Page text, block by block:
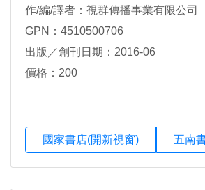
作/編/譯者：視群傳播事業有限公司
GPN：4510500706
出版／創刊日期：2016-06
價格：200
國家書店(開新視窗) 五南